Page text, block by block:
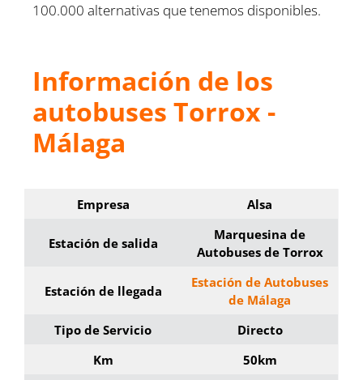
100.000 alternativas que tenemos disponibles.
Información de los
autobuses Torrox -
Málaga
Empresa Alsa
Estación de salida
Marquesina de
Autobuses de Torrox
Estación de llegada
Estación de Autobuses
de Málaga
Tipo de Servicio
Directo
Km
50km